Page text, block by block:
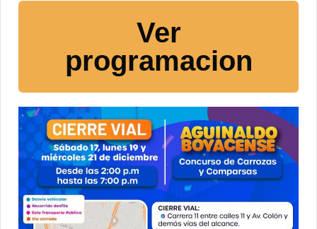
Ver
programacion